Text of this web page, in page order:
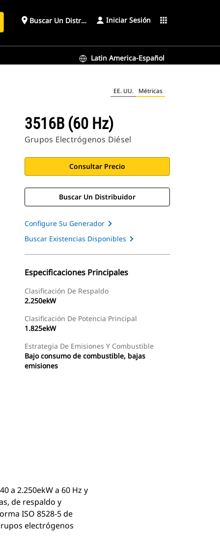
place Buscar Un Distribuidor Iniciar Sesión apps
Latin America-Español
EE. UU. Métricas
3516B (60 Hz)
Grupos Electrógenos Diésel
Consultar Precio
Buscar Un Distribuidor
Configure Su Generador
Buscar Existencias Disponibles
Especificaciones Principales
Clasificación De Respaldo
2.250ekW
Clasificación De Potencia Principal
1.825ekW
Estrategia De Emisiones Y Combustible
Bajo consumo de combustible, bajas
emisiones
a 2.250ekW a 60 Hz y
de respaldo y
ISO 8528-5 de
electrógenos